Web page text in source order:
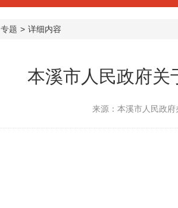
专题 > 详细内容
本溪市人民政府关
来源：本溪市人民政